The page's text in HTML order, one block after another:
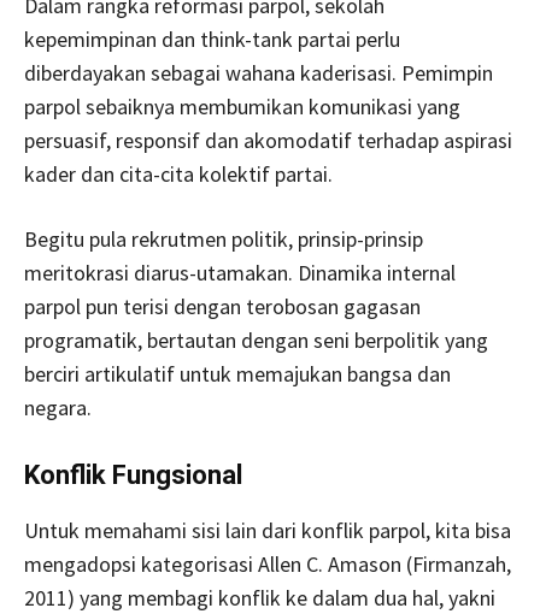
kepemimpinan dan think-tank partai perlu
diberdayakan sebagai wahana kaderisasi. Pemimpin
parpol sebaiknya membumikan komunikasi yang
persuasif, responsif dan akomodatif terhadap aspirasi
kader dan cita-cita kolektif partai.
Begitu pula rekrutmen politik, prinsip-prinsip
meritokrasi diarus-utamakan. Dinamika internal
parpol pun terisi dengan terobosan gagasan
programatik, bertautan dengan seni berpolitik yang
berciri artikulatif untuk memajukan bangsa dan
negara.
Konflik Fungsional
Untuk memahami sisi lain dari konflik parpol, kita bisa
mengadopsi kategorisasi Allen C. Amason (Firmanzah,
2011) yang membagi konflik ke dalam dua hal, yakni